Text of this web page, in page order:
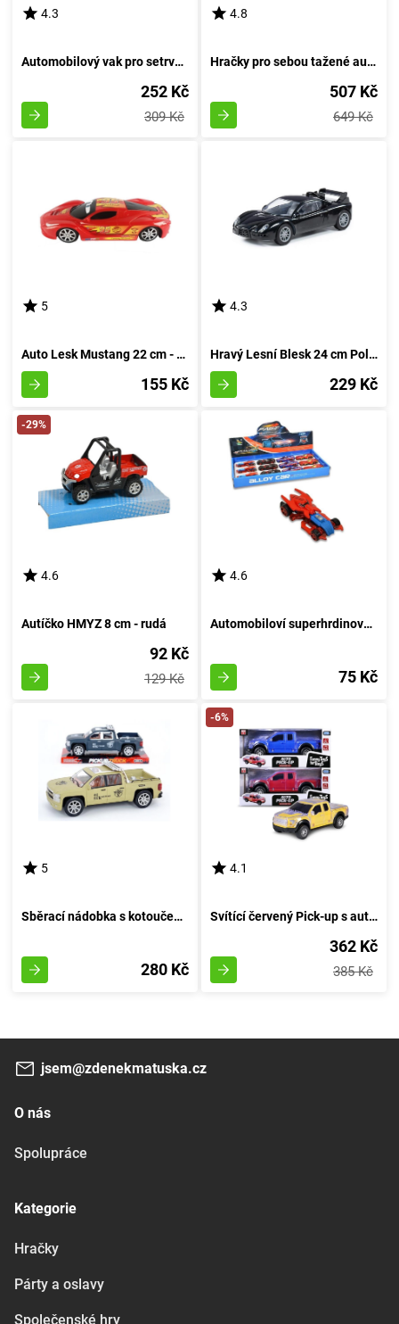
4.3
Automobilový vak pro setrvačník
252 Kč
309 Kč
4.8
Hračky pro sebou tažené autíčka
507 Kč
649 Kč
5
Auto Lesk Mustang 22 cm - rudá
155 Kč
4.3
Hravý Lesní Blesk 24 cm Polesie - rudá
229 Kč
-29%
4.6
Autíčko HMYZ 8 cm - rudá
92 Kč
129 Kč
4.6
Automobiloví superhrdinové - A
75 Kč
5
Sběrací nádobka s kotoučem 27 cm - barva písku
280 Kč
-6%
4.1
Svítící červený Pick-up s automatickým ovládáním
362 Kč
385 Kč
jsem@zdenekmatuska.cz
O nás
Spolupráce
Kategorie
Hračky
Párty a oslavy
Společenské hry